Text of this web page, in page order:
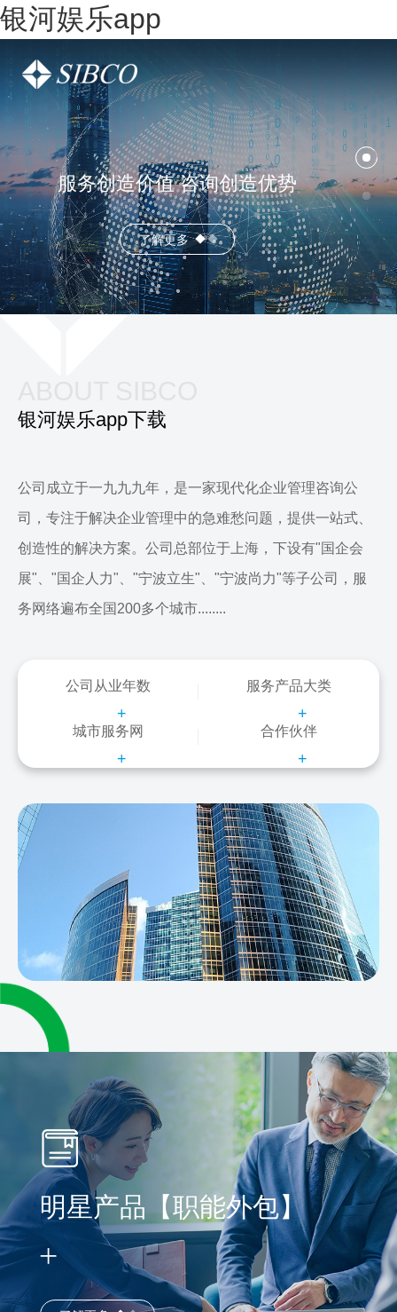
银河娱乐app
服务创造价值 咨询创造优势
了解更多
银河娱乐app下载
公司成立于一九九九年，是一家现代化企业管理咨询公
司，专注于解决企业管理中的急难愁问题，提供一站式、
创造性的解决方案。公司总部位于上海，下设有"国企会
展"、"国企人力"、"宁波立生"、"宁波尚力"等子公司，服
务网络遍布全国200多个城市........
公司从业年数
+
服务产品大类
+
城市服务网
+
合作伙伴
+
明星产品【职能外包】